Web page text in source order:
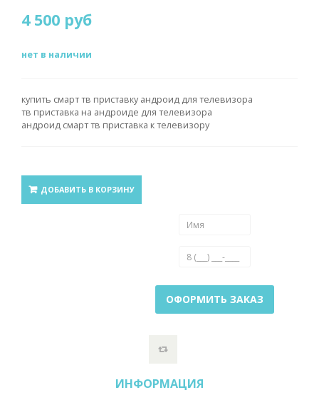
4 500 руб
нет в наличии
купить смарт тв приставку андроид для телевизора
тв приставка на андроиде для телевизора
андроид смарт тв приставка к телевизору
ДОБАВИТЬ В КОРЗИНУ
ОФОРМИТЬ ЗАКАЗ
ИНФОРМАЦИЯ